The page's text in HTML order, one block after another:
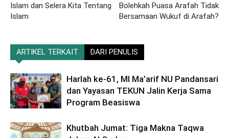
Islam dan Selera Kita Tentang
Islam
Bolehkah Puasa Arafah Tidak
Bersamaan Wukuf di Arafah?
ARTIKEL TERKAIT DARI PENULIS
Harlah ke-61, MI Ma’arif NU Pandansari
dan Yayasan TEKUN Jalin Kerja Sama
Program Beasiswa
Khutbah Jumat: Tiga Makna Taqwa